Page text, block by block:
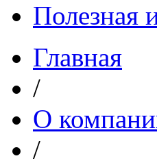
Полезная
Главная
/
О
/